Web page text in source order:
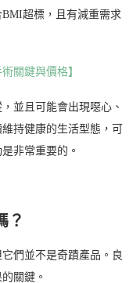
超標，且有減重需求
關鍵與價格】
並且可能會出現噁心、
持健康的生活型態，可
非常重要的。
？
們並不是奇蹟產品。良
關鍵。